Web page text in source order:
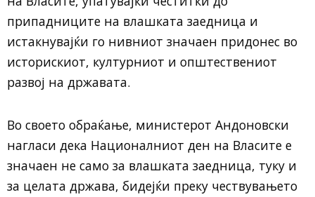
припадниците на влашката заедница и
истакнувајќи го нивниот значаен придонес во
историскиот, културниот и општествениот
развој на државата.
Во своето обраќање, министерот Андоновски
нагласи дека Националниот ден на Власите е
значаен не само за влашката заедница, туку и
за целата држава, бидејќи преку чествувањето